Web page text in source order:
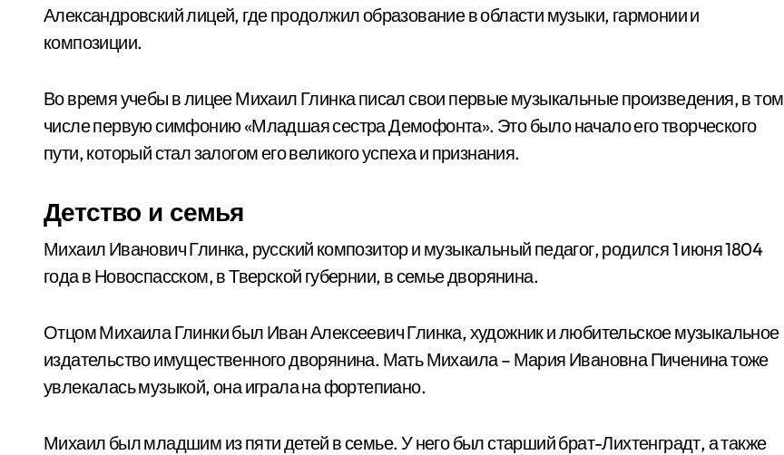
Александровский лицей, где продолжил образование в области музыки, гармонии и
композиции.
Во время учебы в лицее Михаил Глинка писал свои первые музыкальные произведения, в том
числе первую симфонию «Младшая сестра Демофонта». Это было начало его творческого
пути, который стал залогом его великого успеха и признания.
Детство и семья
Михаил Иванович Глинка, русский композитор и музыкальный педагог, родился 1 июня 1804
года в Новоспасском, в Тверской губернии, в семье дворянина.
Отцом Михаила Глинки был Иван Алексеевич Глинка, художник и любительское музыкальное
издательство имущественного дворянина. Мать Михаила – Мария Ивановна Пиченина тоже
увлекалась музыкой, она играла на фортепиано.
Михаил был младшим из пяти детей в семье. У него был старший брат-Лихтенградт, а также